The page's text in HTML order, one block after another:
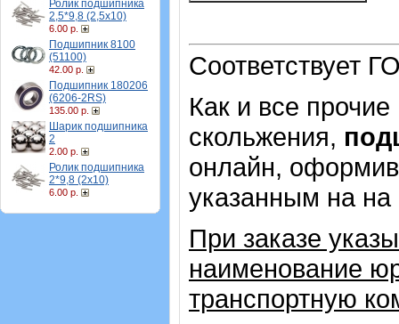
Ролик подшипника
2,5*9,8 (2,5х10)
6.00 р.
Подшипник 8100
(51100)
42.00 р.
Подшипник 180206
(6206-2RS)
135.00 р.
Шарик подшипника
2
2.00 р.
Ролик подшипника
2*9,8 (2х10)
6.00 р.
Соответствует
Как и все
скольжения,
онлайн, оформив
указанным на
При заказе
наименование
транспортную